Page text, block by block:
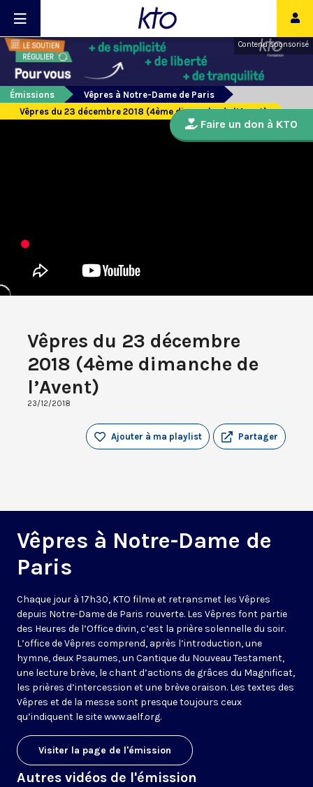
Contenu sponsorisé
Émissions
Vêpres à Notre-Dame de Paris
Vêpres du 23 décembre 2018 (4ème dimanche de l’Avent)
Vêpres du 23 décembre
2018 (4ème dimanche de
l’Avent)
23/12/2018
Partager
Ajouter à ma playlist
Vêpres à Notre-Dame de
Paris
Chaque jour à 17h30, KTO filme et retransmet les Vêpres
depuis Notre-Dame de Paris rouverte. Les Vêpres font partie
des Heures de l’Office divin, c’est la prière solennelle du soir.
L’office de Vêpres comprend, après l’introduction, une
hymne, deux Psaumes, un Cantique du Nouveau Testament,
une lecture brève, le chant d’actions de grâces du Magnificat,
les prières d’intercession et une brève oraison. Les textes des
Vêpres et de la messe sont presque toujours ceux
qu’indiquent le sitewww.aelf.org.
Visiter la page de l'émission
Autres vidéos de l'émission
Faire un don à KTO